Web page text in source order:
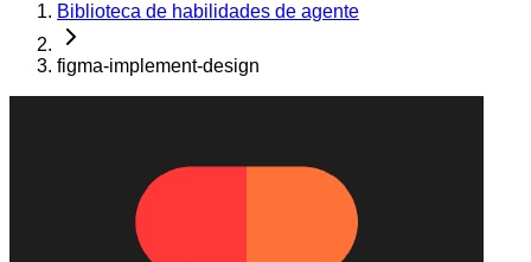
Biblioteca de habilidades de agente
figma-implement-design